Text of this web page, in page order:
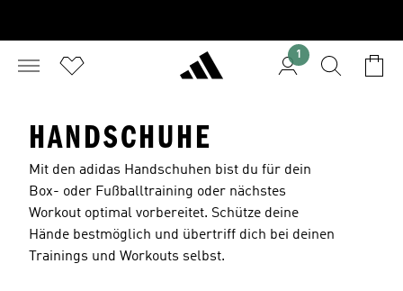
1
HANDSCHUHE
Mit den adidas Handschuhen bist du für dein
Box- oder Fußballtraining oder nächstes
Workout optimal vorbereitet. Schütze deine
Hände bestmöglich und übertriff dich bei deinen
Trainings und Workouts selbst.